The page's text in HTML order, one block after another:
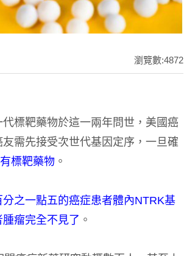
瀏覽數:4872
標靶藥物於這一兩年問世，美國癌
需先接受次世代基因定序，一旦確
標靶藥物 。
之一點五的癌症患者體內NTRK基
瘤完全不見了 。